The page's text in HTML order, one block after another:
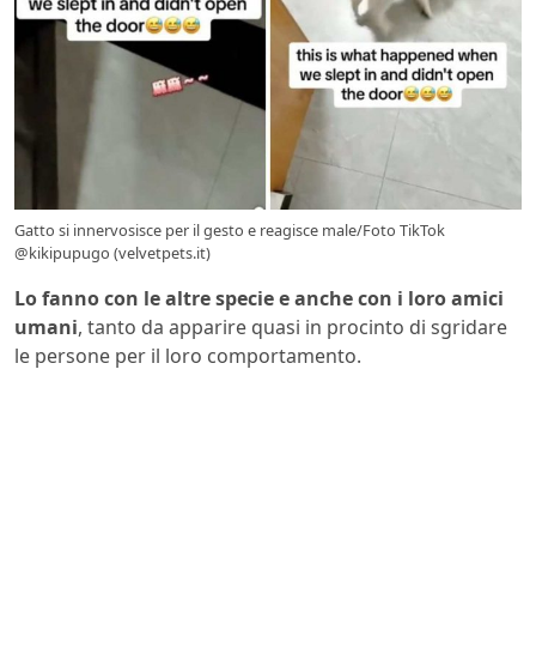
Gatto si innervosisce per il gesto e reagisce male/Foto TikTok
@kikipupugo (velvetpets.it)
Lo fanno con le altre specie e anche con i loro amici
umani, tanto da apparire quasi in procinto di sgridare
le persone per il loro comportamento.